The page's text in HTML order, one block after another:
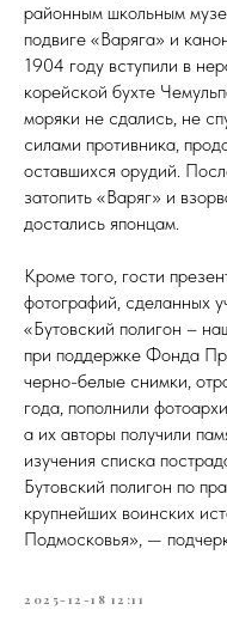
районным школьным
подвиге «Варяга» и
1904 году вступили в
корейской бухте
моряки не сдались, не
силами противника,
оставшихся орудий.
затопить «Варяг» и
достались японцам.
Кроме того, гости
фотографий, сделанных
«Бутовский полигон –
при поддержке Фонда
черно-белые снимки,
года, пополнили
а их авторы получили
изучения списка
Бутовский полигон по
крупнейших воинских
Подмосковья», —
2025-12-18 12:11